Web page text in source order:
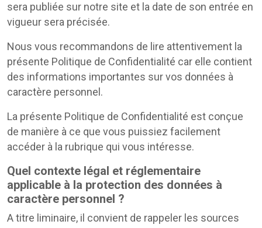
sera publiée sur notre site et la date de son entrée en
vigueur sera précisée.
Nous vous recommandons de lire attentivement la
présente Politique de Confidentialité car elle contient
des informations importantes sur vos données à
caractère personnel.
La présente Politique de Confidentialité est conçue
de manière à ce que vous puissiez facilement
accéder à la rubrique qui vous intéresse.
Quel contexte légal et réglementaire
applicable à la protection des données à
caractère personnel ?
A titre liminaire, il convient de rappeler les sources